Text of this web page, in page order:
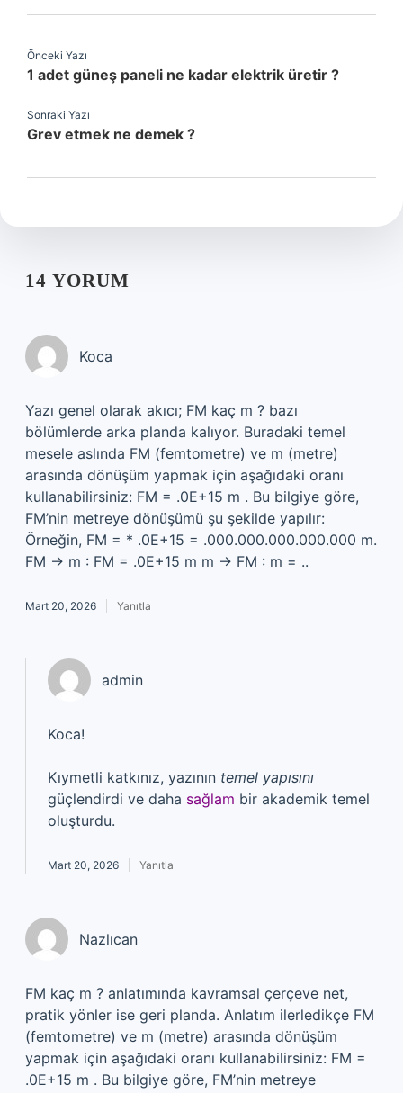
Önceki Yazı
1 adet güneş paneli ne kadar elektrik üretir ?
Sonraki Yazı
Grev etmek ne demek ?
14 YORUM
Koca
Yazı genel olarak akıcı; FM kaç m ? bazı
bölümlerde arka planda kalıyor. Buradaki temel
mesele aslında FM (femtometre) ve m (metre)
arasında dönüşüm yapmak için aşağıdaki oranı
kullanabilirsiniz: FM = .0E+15 m . Bu bilgiye göre,
FM’nin metreye dönüşümü şu şekilde yapılır:
Örneğin, FM = * .0E+15 = .000.000.000.000.000 m.
FM → m : FM = .0E+15 m m → FM : m = ..
Mart 20, 2026 Yanıtla
admin
Koca!
Kıymetli katkınız, yazının temel yapısını
güçlendirdi ve daha sağlam bir akademik temel
oluşturdu.
Mart 20, 2026 Yanıtla
Nazlıcan
FM kaç m ? anlatımında kavramsal çerçeve net,
pratik yönler ise geri planda. Anlatım ilerledikçe FM
(femtometre) ve m (metre) arasında dönüşüm
yapmak için aşağıdaki oranı kullanabilirsiniz: FM =
.0E+15 m . Bu bilgiye göre, FM’nin metreye